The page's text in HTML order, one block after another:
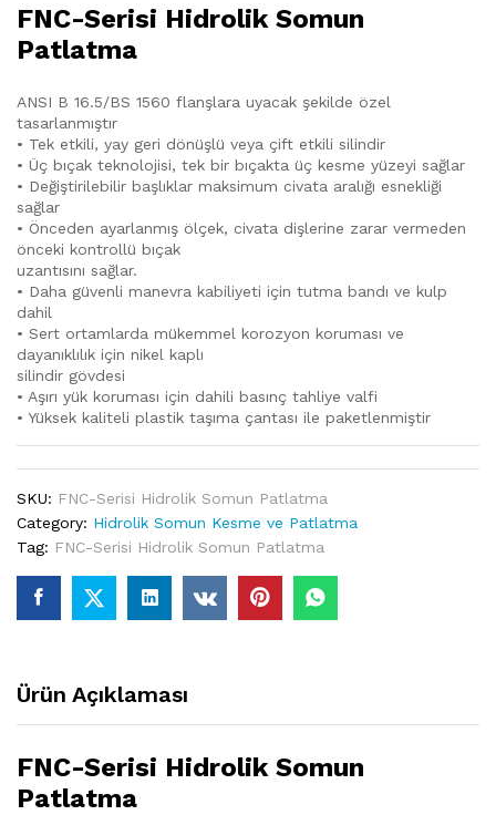
FNC-Serisi Hidrolik Somun
Patlatma
ANSI B 16.5/BS 1560 flanşlara uyacak şekilde özel
tasarlanmıştır
• Tek etkili, yay geri dönüşlü veya çift etkili silindir
• Üç bıçak teknolojisi, tek bir bıçakta üç kesme yüzeyi sağlar
• Değiştirilebilir başlıklar maksimum civata aralığı esnekliği
sağlar
• Önceden ayarlanmış ölçek, civata dişlerine zarar vermeden
önceki kontrollü bıçak
uzantısını sağlar.
• Daha güvenli manevra kabiliyeti için tutma bandı ve kulp
dahil
• Sert ortamlarda mükemmel korozyon koruması ve
dayanıklılık için nikel kaplı
silindir gövdesi
• Aşırı yük koruması için dahili basınç tahliye valfi
• Yüksek kaliteli plastik taşıma çantası ile paketlenmiştir
SKU: FNC-Serisi Hidrolik Somun Patlatma
Category: Hidrolik Somun Kesme ve Patlatma
Tag: FNC-Serisi Hidrolik Somun Patlatma
Ürün Açıklaması
FNC-Serisi Hidrolik Somun
Patlatma